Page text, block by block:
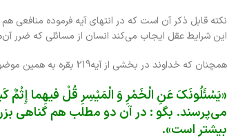
نکته قابل ذکر آن است که در انتهای آیه فرموده منافعی هم
این شرایط عقل ایجاب می‌کند انسان از مسائلی که ضرر
همچنان که خداوند در بخشی از آیه219 بقره به همین موضوع اشاره می‌کند و می‌فرماید:
«یَسْئَلُونَکَ عَنِ الْخَمْرِ وَ الْمَیْسِرِ قُلْ فیهِما إِثْمٌ
می‌پرسند. بگو : در آن دو مطلب هم گناهى
بیشتر است».